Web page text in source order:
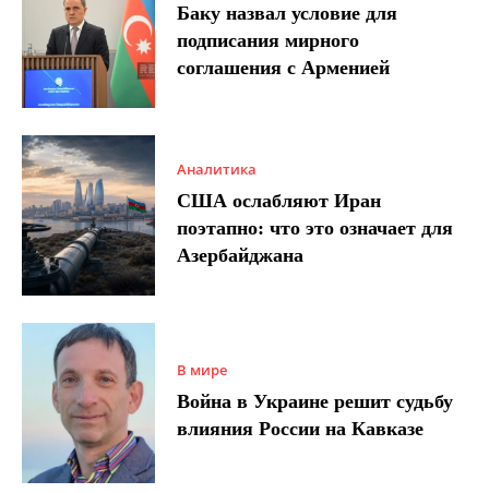
Баку назвал условие для
подписания мирного
соглашения с Арменией
Аналитика
США ослабляют Иран
поэтапно: что это означает для
Азербайджана
В мире
Война в Украине решит судьбу
влияния России на Кавказе